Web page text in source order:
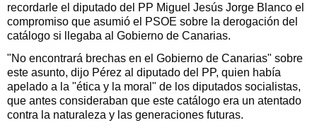
recordarle el diputado del PP Miguel Jesús Jorge Blanco el
compromiso que asumió el PSOE sobre la derogación del
catálogo si llegaba al Gobierno de Canarias.
"No encontrará brechas en el Gobierno de Canarias" sobre
este asunto, dijo Pérez al diputado del PP, quien había
apelado a la "ética y la moral" de los diputados socialistas,
que antes consideraban que este catálogo era un atentado
contra la naturaleza y las generaciones futuras.